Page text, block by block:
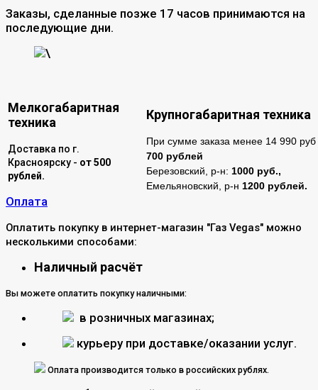
Заказы, сделанные позже 17 часов принимаются на
последующие дни.
\
Мелкогабаритная
техника
Крупногабаритная техника
Доставка по г.
Красноярску - от 500
рублей.
При сумме заказа менее 14 990 руб
700 рублей
Березовский, р-н: 1000 руб.,
Емельяновский, р-н 1200 рублей.
Оплата
Оплатить покупку в интернет-магазин "Газ Vegas" можно
несколькими способами:
Наличный расчёт
Вы можете оплатить покупку наличными:
в розничных магазинах;
курьеру при доставке/оказании услуг.
Оплата производится только в российских рублях.